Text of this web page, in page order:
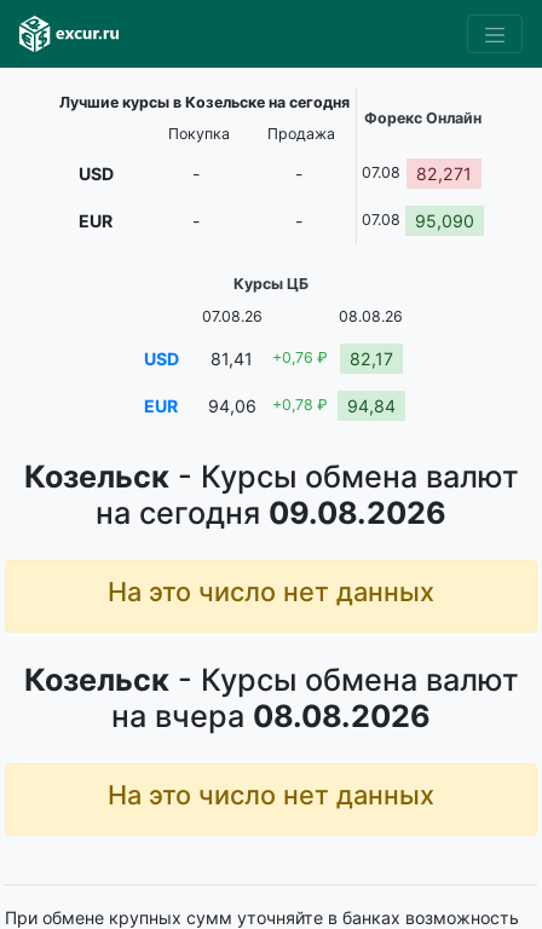
Козельск- Курсы обмена валют
на сегодня 09.08.2026
На это число нет данных
Козельск- Курсы обмена валют
на вчера 08.08.2026
На это число нет данных
При обмене крупных сумм уточняйте в банках возможность
Лучшие курсы в Козельске на сегодня
Форекс Онлайн
Покупка
Продажа
USD - - 07.08 82,271
EUR - - 07.08 95,090
Курсы ЦБ
07.08.26
08.08.26
USD 81,41 +0,76 ₽ 82,17
EUR 94,06 +0,78 ₽ 94,84